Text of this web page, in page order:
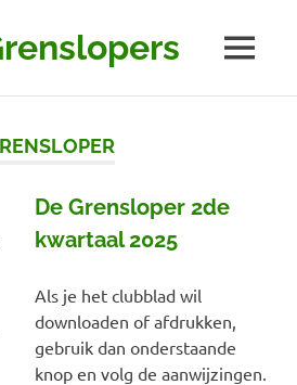
MENU
De Grensloper 2de
kwartaal 2025
Als je het clubblad wil
downloaden of afdrukken,
gebruik dan onderstaande
knop en volg de aanwijzingen.